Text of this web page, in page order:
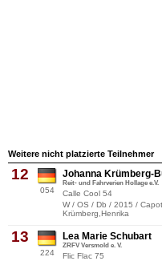
Weitere nicht platzierte Teilnehmer
12
054
Johanna Krümberg-
Reit- und Fahrverien Hollage e.V.
Calle Cool 54
W / OS / Db / 2015 /
Krümberg,Henrika
13
224
Lea Marie Schubart
ZRFV Versmold e. V.
Flic Flac 75